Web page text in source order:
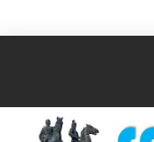
Перейти к содержимому